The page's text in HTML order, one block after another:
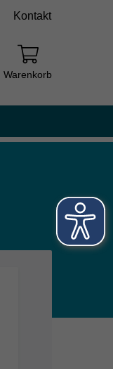
Kontakt
Warenkorb